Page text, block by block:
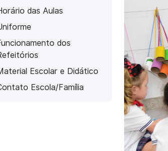
das Aulas
dos
Escolar e Didático
Escola/Família